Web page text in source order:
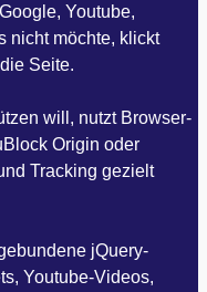
Youtube,
nicht möchte, klickt
Seite.
will, nutzt Browser-
Origin oder
Tracking gezielt
jQuery-
Youtube-Videos,